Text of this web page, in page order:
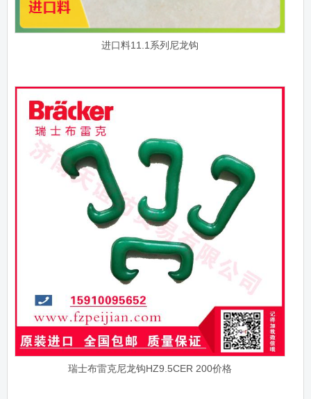
进口料11.1系列尼龙钩
瑞士布雷克尼龙钩HZ9.5CER 200价格